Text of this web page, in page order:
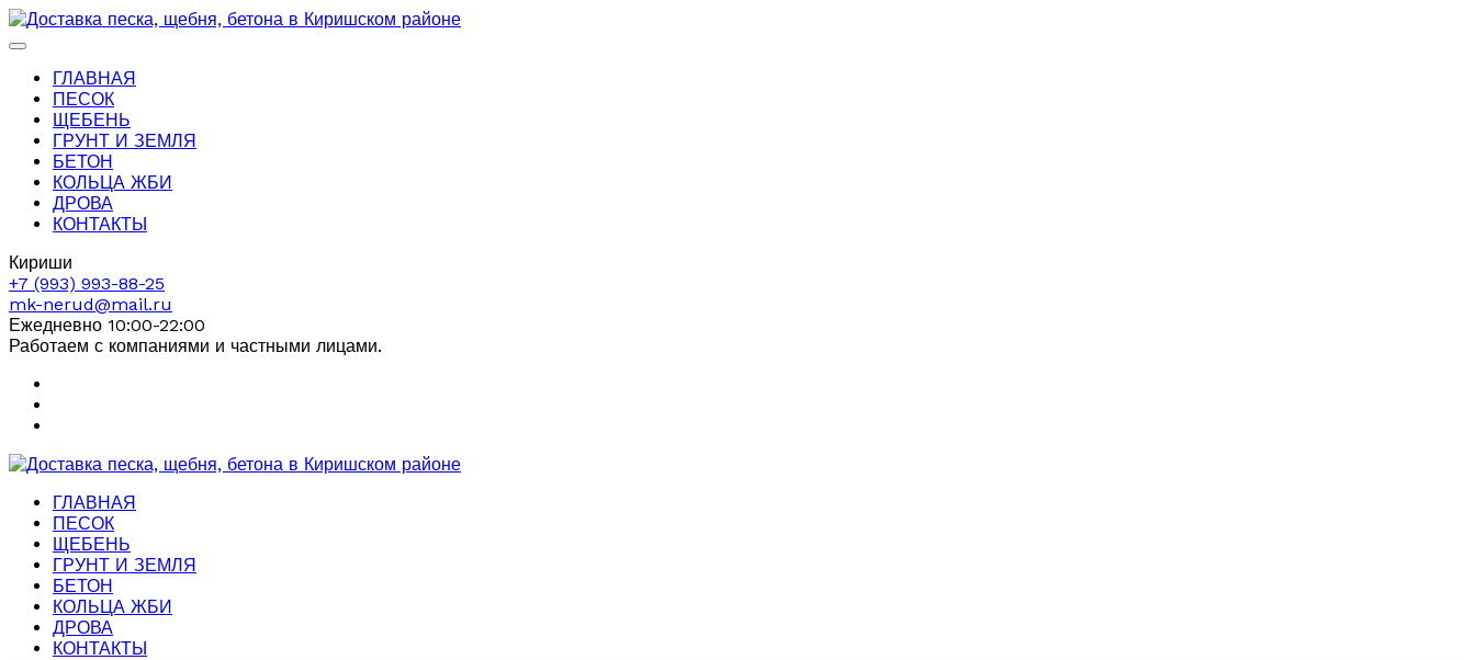
ГЛАВНАЯ
ПЕСОК
ЩЕБЕНЬ
ГРУНТ И ЗЕМЛЯ
БЕТОН
КОЛЬЦА ЖБИ
ДРОВА
КОНТАКТЫ
Кириши
+7 (993) 993-88-25
mk-nerud@mail.ru
Ежедневно 10:00-22:00
Работаем с компаниями и частными лицами.
ГЛАВНАЯ
ПЕСОК
ЩЕБЕНЬ
ГРУНТ И ЗЕМЛЯ
БЕТОН
КОЛЬЦА ЖБИ
ДРОВА
КОНТАКТЫ